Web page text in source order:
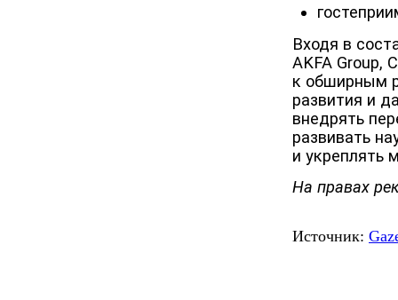
Входя в
AKFA Group,
к обширным
развития и
внедрять
развивать
и укреплять
На правах
Источник: